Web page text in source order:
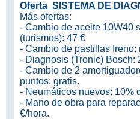
Oferta SISTEMA DE
Más ofertas:
- Cambio de aceite 10W40
(turismos): 47 €
- Cambio de pastillas freno:
- Diagnosis (Tronic) Bosch:
- Cambio de 2
puntos: gratis.
- Neumáticos nuevos: 10%
- Mano de obra para
€/hora.